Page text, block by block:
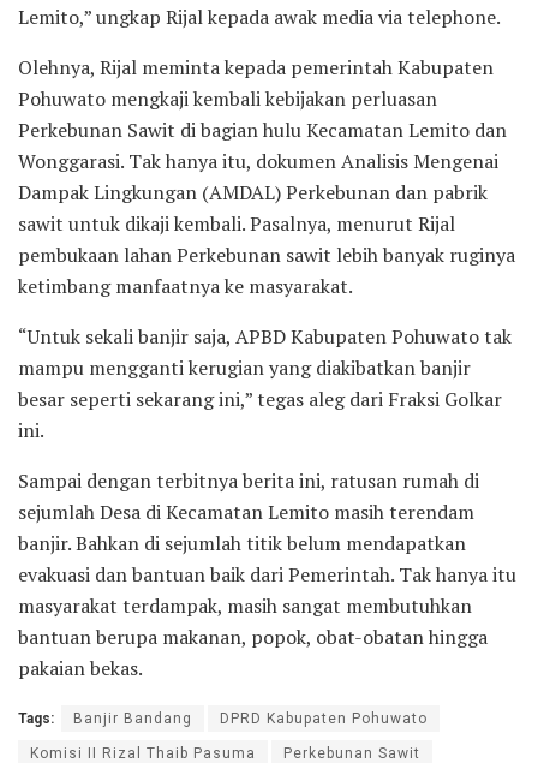
Lemito,” ungkap Rijal kepada awak media via telephone.
Olehnya, Rijal meminta kepada pemerintah Kabupaten
Pohuwato mengkaji kembali kebijakan perluasan
Perkebunan Sawit di bagian hulu Kecamatan Lemito dan
Wonggarasi. Tak hanya itu, dokumen Analisis Mengenai
Dampak Lingkungan (AMDAL) Perkebunan dan pabrik
sawit untuk dikaji kembali. Pasalnya, menurut Rijal
pembukaan lahan Perkebunan sawit lebih banyak ruginya
ketimbang manfaatnya ke masyarakat.
“Untuk sekali banjir saja, APBD Kabupaten Pohuwato tak
mampu mengganti kerugian yang diakibatkan banjir
besar seperti sekarang ini,” tegas aleg dari Fraksi Golkar
ini.
Sampai dengan terbitnya berita ini, ratusan rumah di
sejumlah Desa di Kecamatan Lemito masih terendam
banjir. Bahkan di sejumlah titik belum mendapatkan
evakuasi dan bantuan baik dari Pemerintah. Tak hanya itu
masyarakat terdampak, masih sangat membutuhkan
bantuan berupa makanan, popok, obat-obatan hingga
pakaian bekas.
Tags: Banjir Bandang DPRD Kabupaten Pohuwato
Komisi II Rizal Thaib Pasuma Perkebunan Sawit